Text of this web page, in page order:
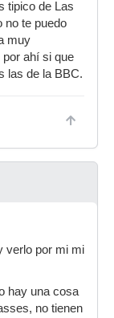
tipico de Las
no te puedo
muy
ahí si que
las de la BBC.
verlo por mi mi
hay una cosa
no tienen